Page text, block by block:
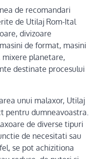
de recomandari
de Utilaj Rom-Ital
divizoare
de format, masini
planetare,
destinate procesului
unui malaxor, Utilaj
pentru dumneavoastra.
de diverse tipuri
de necesitati sau
se pot achizitiona